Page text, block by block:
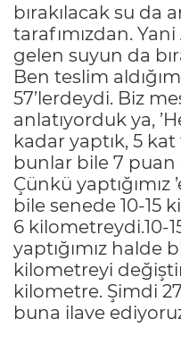
bırakılacak su da
tarafımızdan.
gelen suyun da
Ben teslim
57’lerdeydi. Biz
anlatıyorduk ya,
kadar yaptık, 5 kat
bunlar bile 7
Çünkü yaptığımız
bile senede 10-15
6 kilometreydi.10-
yaptığımız halde
kilometreyi
kilometre. Şimdi
buna ilave